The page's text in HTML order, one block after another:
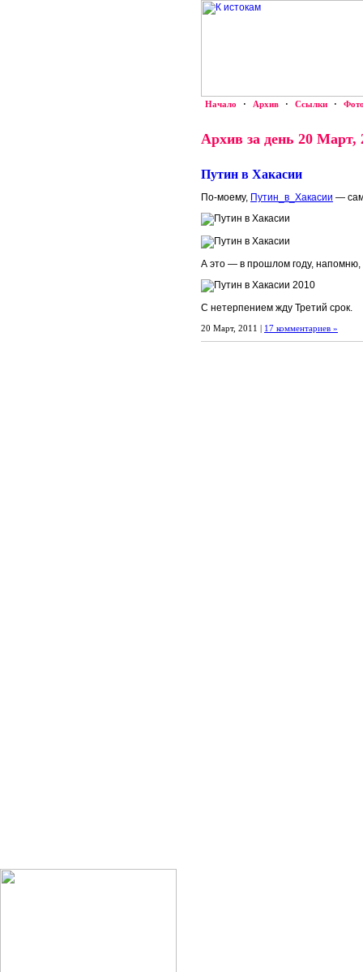
Начало · Архив · Ссылки ·
Архив за день 20 Март,
Путин в Хакасии
По-моему, Путин_в_Хакасии —
А это — в прошлом году, напомню,
С нетерпением жду Третий срок.
20 Март, 2011 | 17 комментариев »